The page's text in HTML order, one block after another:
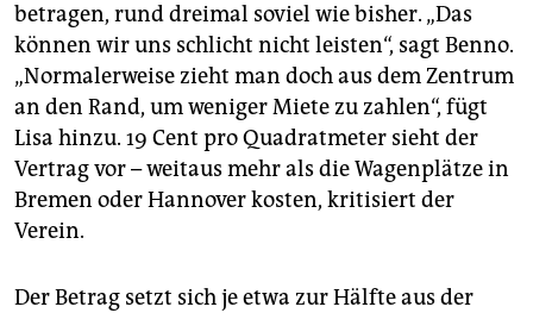
betragen, rund dreimal soviel wie bisher. „Das
können wir uns schlicht nicht leisten“, sagt Benno.
„Normalerweise zieht man doch aus dem Zentrum
an den Rand, um weniger Miete zu zahlen“, fügt
Lisa hinzu. 19 Cent pro Quadratmeter sieht der
Vertrag vor – weitaus mehr als die Wagenplätze in
Bremen oder Hannover kosten, kritisiert der
Verein.
Der Betrag setzt sich je etwa zur Hälfte aus der